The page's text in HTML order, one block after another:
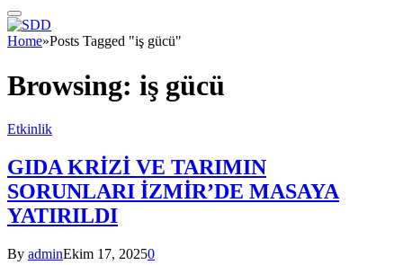
Home»Posts Tagged "iş gücü"
Browsing: iş gücü
Etkinlik
GIDA KRİZİ VE TARIMIN
SORUNLARI İZMİR’DE MASAYA
YATIRILDI
By adminEkim 17, 20250